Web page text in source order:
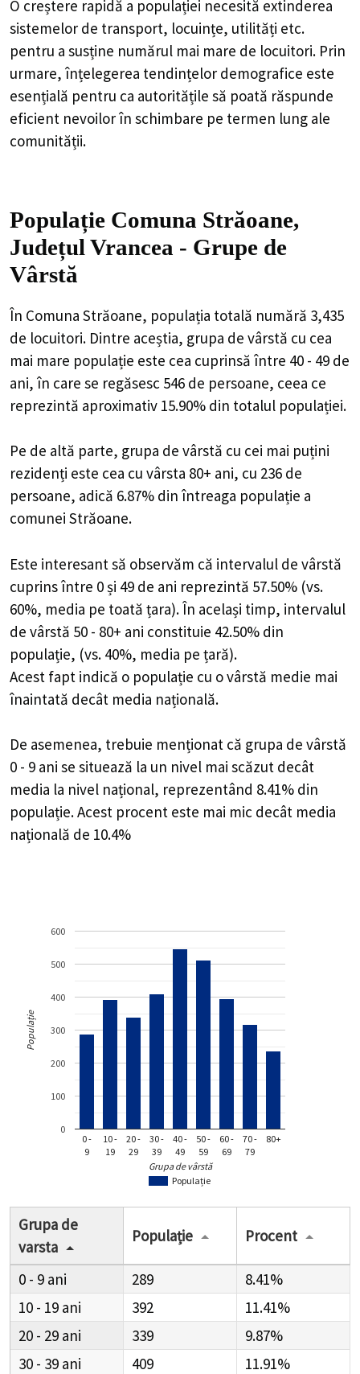
O creștere rapidă a populației necesită extinderea
sistemelor de transport, locuințe, utilități etc.
pentru a susține numărul mai mare de locuitori. Prin
urmare, înțelegerea tendințelor demografice este
esențială pentru ca autoritățile să poată răspunde
eficient nevoilor în schimbare pe termen lung ale
comunității.
Populație Comuna Străoane,
Județul Vrancea - Grupe de
Vârstă
În Comuna Străoane, populația totală numără 3,435
de locuitori. Dintre aceștia, grupa de vârstă cu cea
mai mare populație este cea cuprinsă între 40 - 49 de
ani, în care se regăsesc 546 de persoane, ceea ce
reprezintă aproximativ 15.90% din totalul populației.
Pe de altă parte, grupa de vârstă cu cei mai puțini
rezidenți este cea cu vârsta 80+ ani, cu 236 de
persoane, adică 6.87% din întreaga populație a
comunei Străoane.
Este interesant să observăm că intervalul de vârstă
cuprins între 0 și 49 de ani reprezintă 57.50% (vs.
60%, media pe toată țara). În același timp, intervalul
de vârstă 50 - 80+ ani constituie 42.50% din
populație, (vs. 40%, media pe țară).
Acest fapt indică o populație cu o vârstă medie mai
înaintată decât media națională.
De asemenea, trebuie menționat că grupa de vârstă
0 - 9 ani se situează la un nivel mai scăzut decât
media la nivel național, reprezentând 8.41% din
populație. Acest procent este mai mic decât media
națională de 10.4%
Populație
0 -
9
10 -
19
20 -
29
30 -
39
40 -
49
50 -
59
60 -
69
70 -
79
80+
0
100
200
300
400
500
600
Grupa de vârstă
Populație
Grupa de
varsta
Populație Procent
0 - 9 289
8.41%
10 - 19
392
11.41%
20 - 29
339
9.87%
30 - 39
409
11.91%